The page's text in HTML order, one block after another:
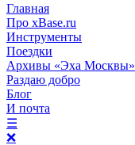
Главная
Про xBase.ru
Инструменты
Поездки
Архивы «Эха Москвы»
Раздаю добро
Блог
И почта
☰
❌